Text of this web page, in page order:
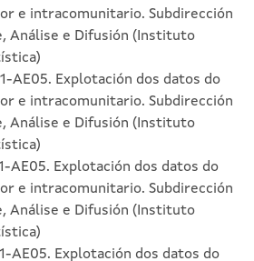
e intracomunitario. Subdirección
Análise e Difusión (Instituto
AE05. Explotación dos datos do
e intracomunitario. Subdirección
Análise e Difusión (Instituto
AE05. Explotación dos datos do
e intracomunitario. Subdirección
Análise e Difusión (Instituto
AE05. Explotación dos datos do